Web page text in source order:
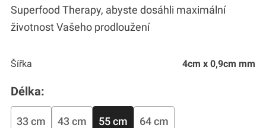
Superfood Therapy, abyste dosáhli maximální
životnost Vašeho prodloužení
Šířka 4cm x 0,9cm mm
Délka:
33 cm 43 cm 55 cm 64 cm